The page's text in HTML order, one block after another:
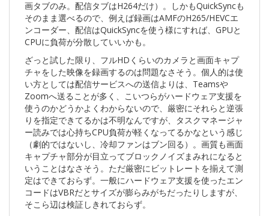
画タブのみ。配信タブはH264だけ）。しかもQuickSyncも
そのまま選べるので、例えば録画はAMFのH265/HEVCエ
ンコーダー、配信はQuickSyncを使う様にすれば、GPUと
CPUに負荷が分散していいかも。
ざっと試した限り、フルHDくらいのカメラと画面キャプ
チャをした映像を録画するのは問題なさそう。個人的は使
い方としては配信サービスへの送信よりは、Teamsや
Zoomへ送ることが多く、こいつらがハードウェア支援を
使うのかどうかよくわからないので、厳密にそれらと逆張
りを指定できてるかは不明なんですが、タスクマネージャ
ー読みでは心持ちCPU負荷が軽くなってるかなという感じ
（劇的ではないし、冷却ファンはブン回る）。画質も画面
キャプチャ部分が目立ってブロックノイズまみれになると
いうことはなさそう。ただ厳密にビットレートを揃えて測
定はできておらず。一般にハードウェア支援を使ったエン
コードはVBRだとサイズが膨らみがちだったりしますが、
そこら辺は検証しきれておらず。